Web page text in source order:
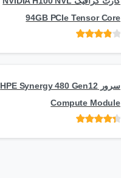
94GB PCIe Tensor Core
5
سرور HPE Synergy 480 Gen12
Compute Module